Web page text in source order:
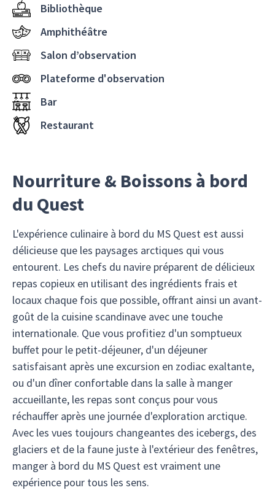
Bibliothèque
Amphithéâtre
Salon d’observation
Plateforme d'observation
Bar
Restaurant
Nourriture & Boissons à bord
du Quest
L'expérience culinaire à bord du MS Quest est aussi
délicieuse que les paysages arctiques qui vous
entourent. Les chefs du navire préparent de délicieux
repas copieux en utilisant des ingrédients frais et
locaux chaque fois que possible, offrant ainsi un avant-
goût de la cuisine scandinave avec une touche
internationale. Que vous profitiez d'un somptueux
buffet pour le petit-déjeuner, d'un déjeuner
satisfaisant après une excursion en zodiac exaltante,
ou d'un dîner confortable dans la salle à manger
accueillante, les repas sont conçus pour vous
réchauffer après une journée d'exploration arctique.
Avec les vues toujours changeantes des icebergs, des
glaciers et de la faune juste à l'extérieur des fenêtres,
manger à bord du MS Quest est vraiment une
expérience pour tous les sens.